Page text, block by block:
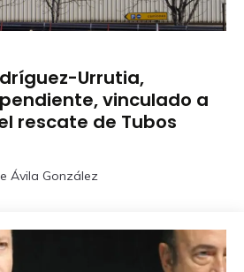
Urrutia,
vinculado a
rescate de Tubos
Ávila González